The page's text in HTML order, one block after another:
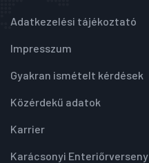
Adatkezelési tájékoztató
Impresszum
Gyakran ismételt kérdések
Közérdekű adatok
Karrier
Karácsonyi Enteriőrverseny